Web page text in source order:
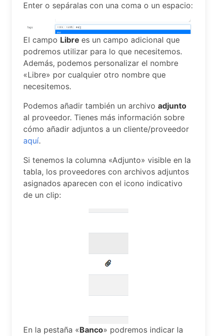
Enter o sepáralas con una coma o un espacio:
El campo Libre es un campo adicional que
podremos utilizar para lo que necesitemos.
Además, podemos personalizar el nombre
«Libre» por cualquier otro nombre que
necesitemos.
Podemos añadir también un archivo adjunto
al proveedor. Tienes más información sobre
cómo añadir adjuntos a un cliente/proveedor
aquí.
Si tenemos la columna «Adjunto» visible en la
tabla, los proveedores con archivos adjuntos
asignados aparecen con el icono indicativo
de un clip:
En la pestaña «Banco» podremos indicar la